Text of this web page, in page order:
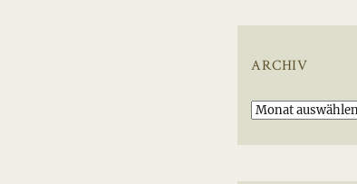
ARCHIV
Archiv